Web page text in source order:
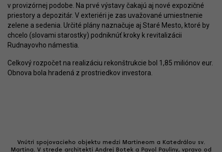
v provizórnej podobe. Na prvé výstavy čakajú aj nové expozičné
priestory a depozitár. V exteriéri je zas uvažované umiestnenie
zelene a sedenia. Určité plány naznačuje aj Staré Mesto, ktoré by
chcelo (slovami starostky) podniknúť kroky k revitalizácii
Rudnayovho námestia.
Celkový rozpočet na realizáciu rekonštrukcie bol 1,85 miliónov eur.
Obnova bola hradená z prostriedkov investora.
Vnútri spojovacieho objektu medzi Martineom a Katedrálou sv.
Martina. V strede architekti Andrej Botek a Pavol Pauliny, vpravo od